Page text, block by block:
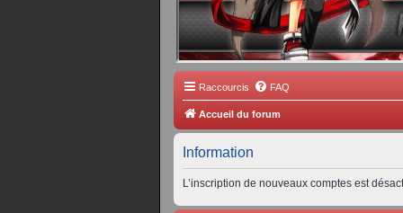
Raccourcis FAQ
Accueil du forum
Information
L’inscription de nouveaux comptes est